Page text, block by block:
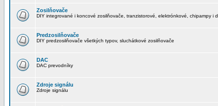
Zosilňovače
DIY integrované i koncové zosilňovače, tranzistorové, elektrónkové, chipampy i
Predzosilňovače
DIY predzosilňovače všetkých typov, sluchátkové zosilňovače
DAC
DAC prevodníky
Zdroje signálu
Zdroje signálu